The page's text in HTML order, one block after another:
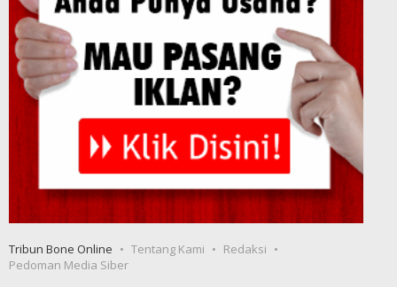
Tribun Bone Online Tentang Kami
Redaksi
Pedoman Media Siber